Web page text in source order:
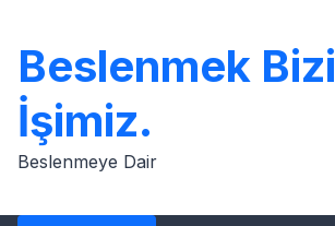
content
Beslenmek
İşimiz.
Beslenmeye Dair